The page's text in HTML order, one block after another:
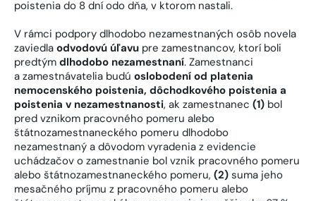
poistenia do 8 dní odo dňa, v ktorom nastali.
V rámci podpory dlhodobo nezamestnaných osôb novela
zaviedla odvodovú úľavu pre zamestnancov, ktorí boli
predtým dlhodobo nezamestnaní. Zamestnanci
a zamestnávatelia budú oslobodení od platenia
nemocenského poistenia, dôchodkového poistenia a
poistenia v nezamestnanosti, ak zamestnanec (1) bol
pred vznikom pracovného pomeru alebo
štátnozamestnaneckého pomeru dlhodobo
nezamestnaný a dôvodom vyradenia z evidencie
uchádzačov o zamestnanie bol vznik pracovného pomeru
alebo štátnozamestnaneckého pomeru, (2) suma jeho
mesačného príjmu z pracovného pomeru alebo